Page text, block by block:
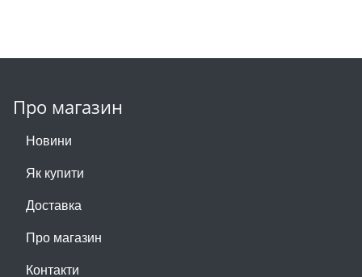
Про магазин
Новини
Як купити
Доставка
Про магазин
Контакти